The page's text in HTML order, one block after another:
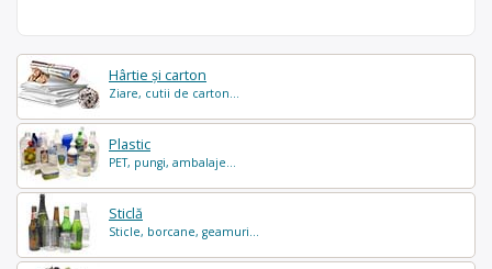
Hârtie și carton
Ziare, cutii de carton...
Plastic
PET, pungi, ambalaje...
Sticlă
Sticle, borcane, geamuri...